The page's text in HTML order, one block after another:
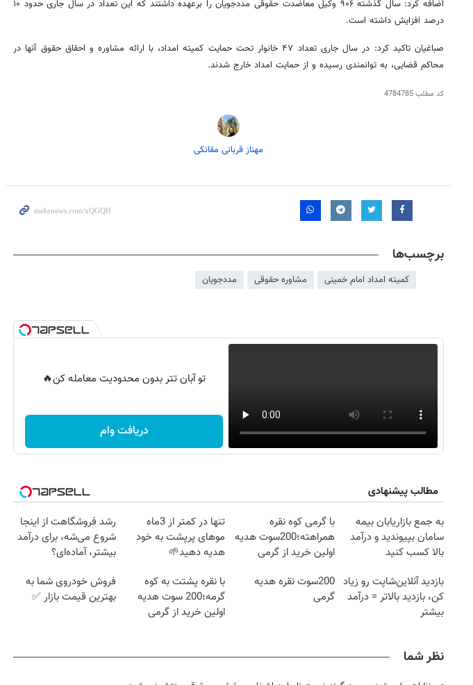
اضافه کرد: سال گذشته ۹۰۶ وکیل معاضدت حقوقی مددجویان را برعهده داشتند که این تعداد در سال جاری حدود ۱۰
درصد افزایش داشته است.
صباغیان تاکید کرد: در سال جاری تعداد ۴۷ خانوار تحت حمایت کمیته امداد، با ارائه مشاوره و احقاق حقوق آنها در
محاکم قضایی، به توانمندی رسیده و از حمایت امداد خارج شدند.
کد مطلب4784785
مهناز قربانی مقانکی
برچسب‌ها
کمیته امداد امام خمینی مشاوره حقوقی مددجویان
تو آبان تتر بدون محدودیت معامله کن🔥
دریافت وام
مطالب پیشنهادی
به جمع بازاریابان بیمه
سامان بپیوندید و درآمد
بالا کسب کنید
با گرمی کوه نقره
همراهته؛200سوت هدیه
اولین خرید از گرمی
تنها در کمتر از 3ماه
موهای پرپشت به خود
هدیه دهید🌱
رشد فروشگاهت از اینجا
شروع می‌شه، برای درآمد
بیشتر، آماده‌ای؟
بازدید آنلاین‌شاپت رو زیاد
کن، بازدید بالاتر = درآمد
بیشتر
200سوت نقره هدیه
گرمی
با نقره پشتت به کوه
گرمه؛200 سوت هدیه
اولین خرید از گرمی
فروش خودروی شما به
بهترین قیمت بازار ✅
نظر شما